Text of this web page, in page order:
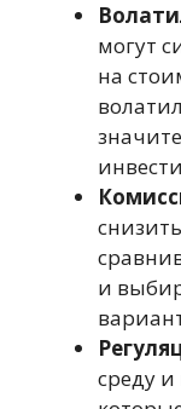
могут
на
и
среду